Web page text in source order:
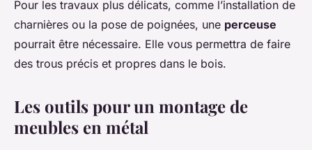
Pour les travaux plus délicats, comme l’installation de
charnières ou la pose de poignées, une perceuse
pourrait être nécessaire. Elle vous permettra de faire
des trous précis et propres dans le bois.
Les outils pour un montage de
meubles en métal